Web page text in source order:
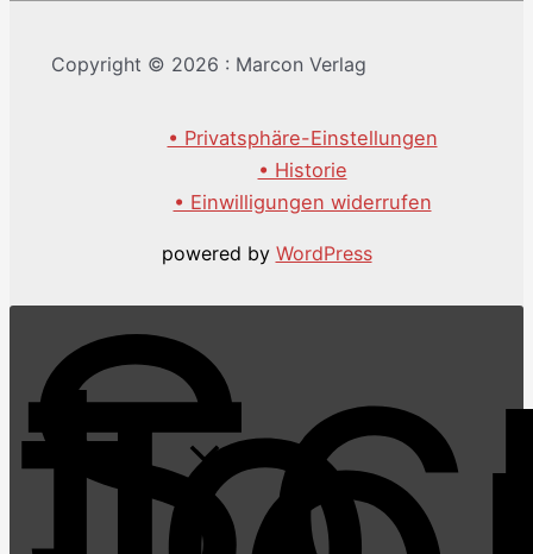
Copyright © 2026 : Marcon Verlag
• Privatsphäre-Einstellungen
• Historie
• Einwilligungen widerrufen
powered by WordPress